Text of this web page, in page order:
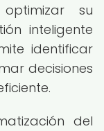
su
inteligente
identificar
decisiones
del